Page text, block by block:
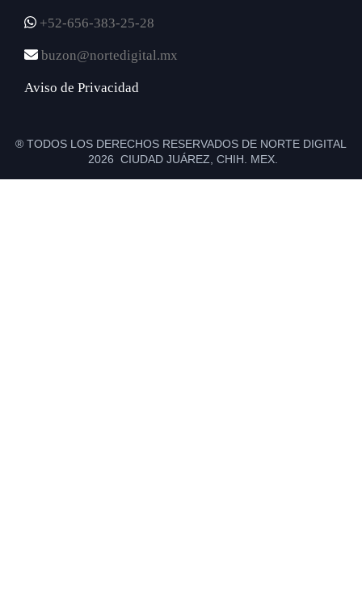
+52-656-383-25-28
buzon@nortedigital.mx
Aviso de Privacidad
® TODOS LOS DERECHOS RESERVADOS DE NORTE DIGITAL
2026 CIUDAD JUÁREZ, CHIH. MEX.